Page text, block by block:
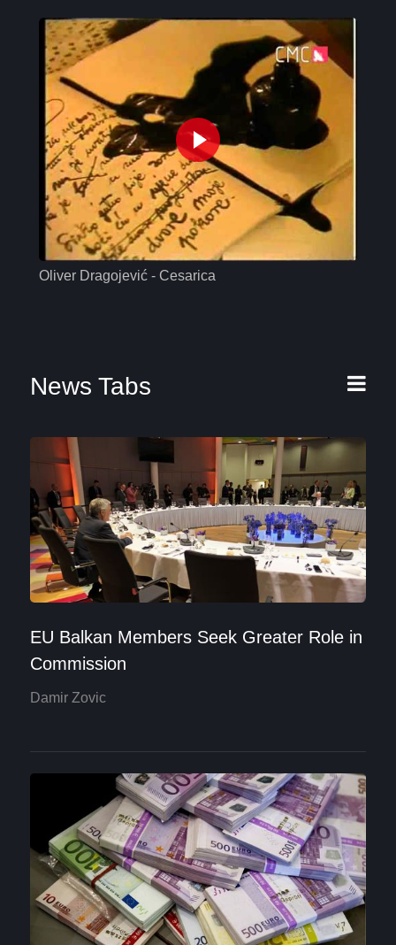
Oliver Dragojević - Cesarica
News Tabs
EU Balkan Members Seek Greater Role in
Commission
Damir Zovic